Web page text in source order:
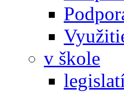
v škole